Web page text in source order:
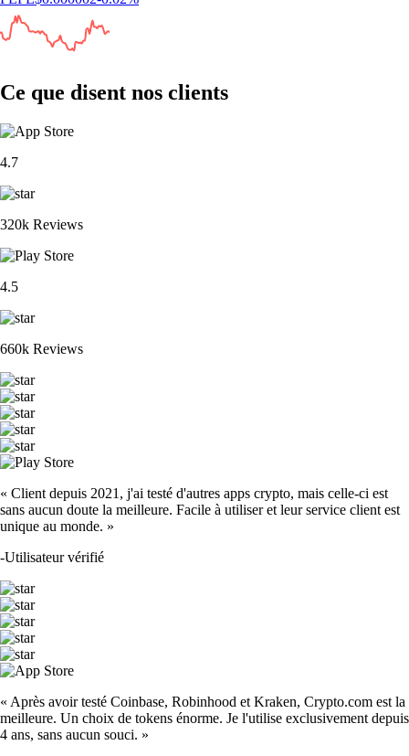
Ce que disent nos clients
4.7
320k Reviews
4.5
660k Reviews
« Client depuis 2021, j'ai testé d'autres apps crypto, mais celle-ci est
sans aucun doute la meilleure. Facile à utiliser et leur service client est
unique au monde. »
-Utilisateur vérifié
« Après avoir testé Coinbase, Robinhood et Kraken, Crypto.com est la
meilleure. Un choix de tokens énorme. Je l'utilise exclusivement depuis
4 ans, sans aucun souci. »